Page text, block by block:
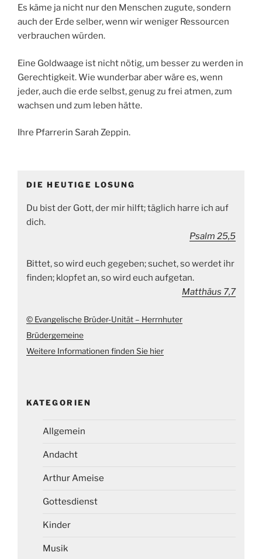
Es käme ja nicht nur den Menschen zugute, sondern
auch der Erde selber, wenn wir weniger Ressourcen
verbrauchen würden.
Eine Goldwaage ist nicht nötig, um besser zu werden in
Gerechtigkeit. Wie wunderbar aber wäre es, wenn
jeder, auch die erde selbst, genug zu frei atmen, zum
wachsen und zum leben hätte.
Ihre Pfarrerin Sarah Zeppin.
DIE HEUTIGE LOSUNG
Du bist der Gott, der mir hilft; täglich harre ich auf
dich.
Psalm 25,5
Bittet, so wird euch gegeben; suchet, so werdet ihr
finden; klopfet an, so wird euch aufgetan.
Matthäus 7,7
© Evangelische Brüder-Unität – Herrnhuter
Brüdergemeine
Weitere Informationen finden Sie hier
KATEGORIEN
Allgemein
Andacht
Arthur Ameise
Gottesdienst
Kinder
Musik